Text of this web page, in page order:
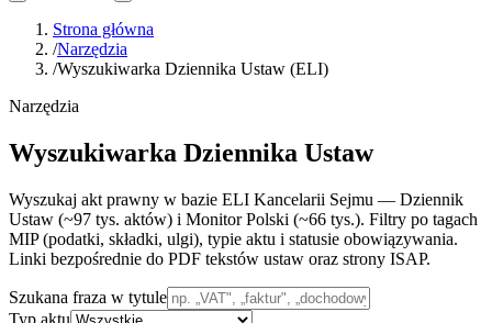
Strona główna
/Narzędzia
/Wyszukiwarka Dziennika Ustaw (ELI)
Narzędzia
Wyszukiwarka Dziennika Ustaw
Wyszukaj akt prawny w bazie ELI Kancelarii Sejmu — Dziennik
Ustaw (~97 tys. aktów) i Monitor Polski (~66 tys.). Filtry po tagach
MIP (podatki, składki, ulgi), typie aktu i statusie obowiązywania.
Linki bezpośrednie do PDF tekstów ustaw oraz strony ISAP.
Szukana fraza w tytule
Typ aktu